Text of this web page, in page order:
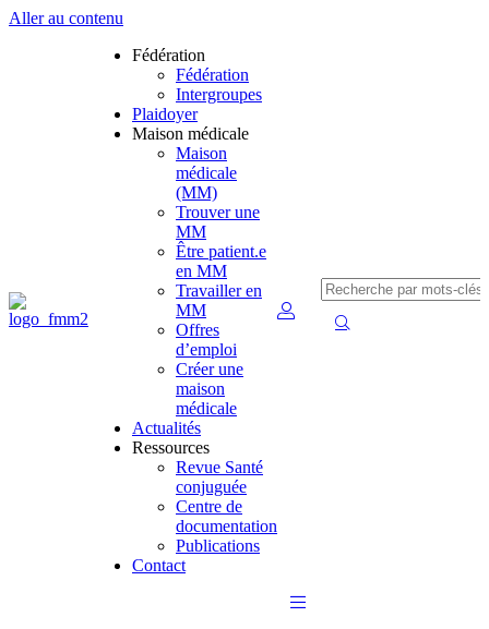
Aller au contenu
Fédération
Fédération
Intergroupes
Plaidoyer
Maison médicale
Maison
médicale
(MM)
Trouver une
MM
Être patient.e
en MM
Travailler en
MM
Offres
d’emploi
Créer une
maison
médicale
Actualités
Ressources
Revue Santé
conjuguée
Centre de
documentation
Publications
Contact